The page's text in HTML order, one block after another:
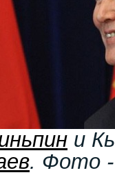
и
. Фото -